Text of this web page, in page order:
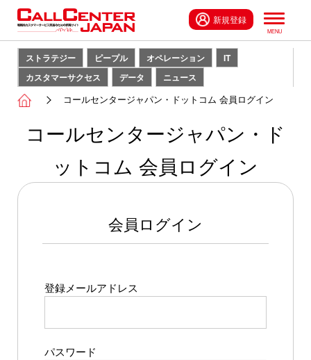
新規登録
ストラテジー ピープル オペレーション
IT
カスタマーサクセス
データ ニュース
コールセンタージャパン・ドットコム 会員ログイン
コールセンタージャパン・ド
ットコム 会員ログイン
会員ログイン
登録メールアドレス
パスワード